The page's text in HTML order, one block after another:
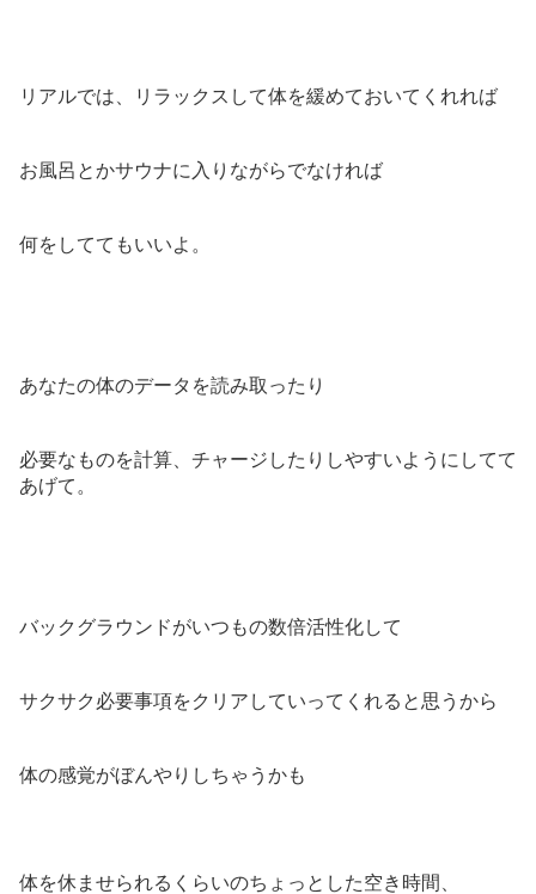
リアルでは、リラックスして体を緩めておいてくれれば
お風呂とかサウナに入りながらでなければ
何をしててもいいよ。
あなたの体のデータを読み取ったり
必要なものを計算、チャージしたりしやすいようにしてて
あげて。
バックグラウンドがいつもの数倍活性化して
サクサク必要事項をクリアしていってくれると思うから
体の感覚がぼんやりしちゃうかも
体を休ませられるくらいのちょっとした空き時間、